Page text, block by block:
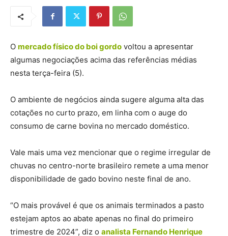
O mercado físico do boi gordo voltou a apresentar
algumas negociações acima das referências médias
nesta terça-feira (5).
O ambiente de negócios ainda sugere alguma alta das
cotações no curto prazo, em linha com o auge do
consumo de carne bovina no mercado doméstico.
Vale mais uma vez mencionar que o regime irregular de
chuvas no centro-norte brasileiro remete a uma menor
disponibilidade de gado bovino neste final de ano.
“O mais provável é que os animais terminados a pasto
estejam aptos ao abate apenas no final do primeiro
trimestre de 2024”, diz o analista Fernando Henrique